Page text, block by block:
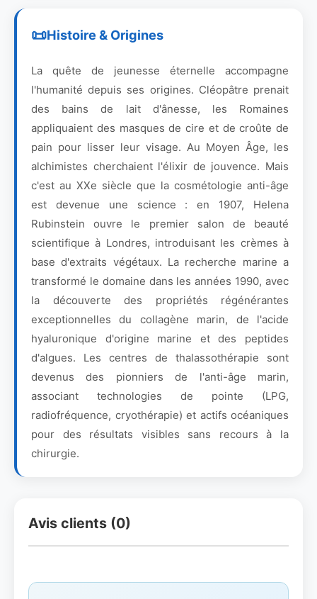
Histoire & Origines
La quête de jeunesse éternelle accompagne
l'humanité depuis ses origines. Cléopâtre prenait
des bains de lait d'ânesse, les Romaines
appliquaient des masques de cire et de croûte de
pain pour lisser leur visage. Au Moyen Âge, les
alchimistes cherchaient l'élixir de jouvence. Mais
c'est au XXe siècle que la cosmétologie anti-âge
est devenue une science : en 1907, Helena
Rubinstein ouvre le premier salon de beauté
scientifique à Londres, introduisant les crèmes à
base d'extraits végétaux. La recherche marine a
transformé le domaine dans les années 1990, avec
la découverte des propriétés régénérantes
exceptionnelles du collagène marin, de l'acide
hyaluronique d'origine marine et des peptides
d'algues. Les centres de thalassothérapie sont
devenus des pionniers de l'anti-âge marin,
associant technologies de pointe (LPG,
radiofréquence, cryothérapie) et actifs océaniques
pour des résultats visibles sans recours à la
chirurgie.
Avis clients (0)